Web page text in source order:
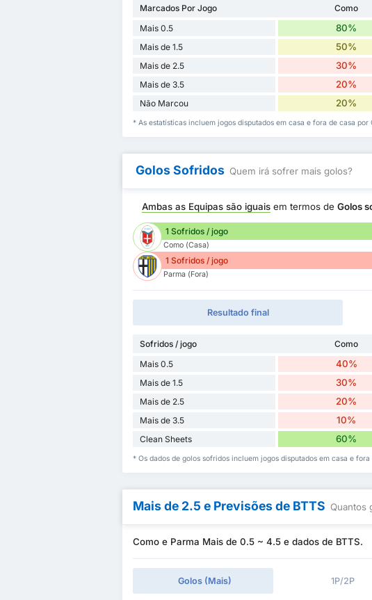
Marcados Por Jogo Como
Mais 0.5
80%
Mais de 1.5 50%
Mais de 2.5 30%
Mais de 3.5 20%
Não Marcou 20%
* As estatísticas incluem jogos disputados em casa e fora de casa por
Golos Sofridos Quem irá sofrer mais golos?
Ambas as Equipas são iguais em termos deGolos
1 Sofridos / jogo
Como (Casa)
1 Sofridos / jogo
Parma (Fora)
Resultado final
Sofridos / jogo Como
Mais 0.5
40%
Mais de 1.5 30%
Mais de 2.5 20%
Mais de 3.5 10%
Clean Sheets 60%
* Os dados de golos sofridos incluem jogos disputados em casa e
Mais de 2.5 e Previsões de BTTS Quantos
Como e Parma Mais de 0.5 ~ 4.5 e dados de BTTS.
Golos (Mais) 1P/2P